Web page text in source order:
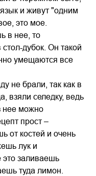
и живут "одним
это мое.
в нее, то
дубок. Он такой
умещаются все
не брали, так как в
взяли селедку, ведь
нее можно
прост –
от костей и очень
лук и
заливаешь
туда лимон.